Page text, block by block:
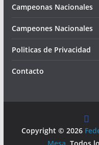
Campeonas Nacionales
Campeones Nacionales
Politicas de Privacidad
Contacto
Copyright © 2026